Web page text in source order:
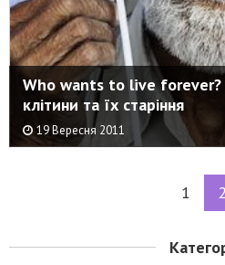
Who wants to live forever?
клітини та їх старіння
19 Вересня 2011
1 2